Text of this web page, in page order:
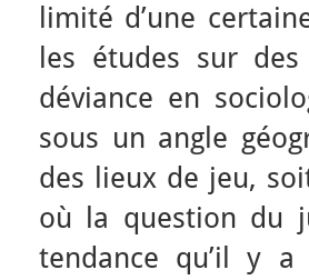
limité d’une
les études sur
déviance en
sous un angle
des lieux de jeu,
où la question du
tendance qu’il y